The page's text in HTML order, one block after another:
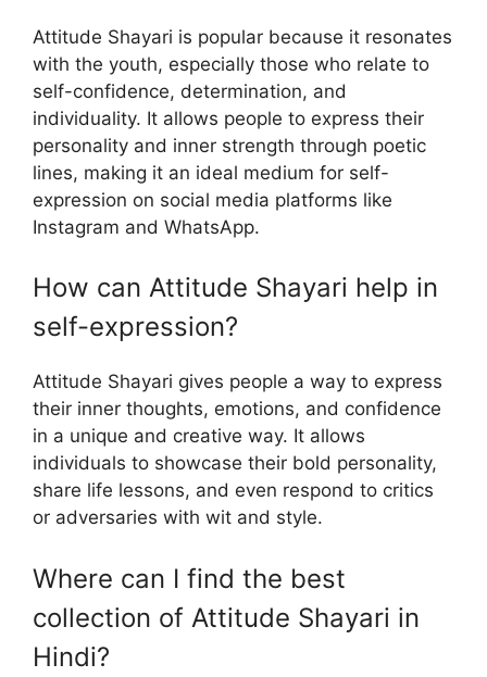
Attitude Shayari is popular because it resonates
with the youth, especially those who relate to
self-confidence, determination, and
individuality. It allows people to express their
personality and inner strength through poetic
lines, making it an ideal medium for self-
expression on social media platforms like
Instagram and WhatsApp.
How can Attitude Shayari help in
self-expression?
Attitude Shayari gives people a way to express
their inner thoughts, emotions, and confidence
in a unique and creative way. It allows
individuals to showcase their bold personality,
share life lessons, and even respond to critics
or adversaries with wit and style.
Where can I find the best
collection of Attitude Shayari in
Hindi?